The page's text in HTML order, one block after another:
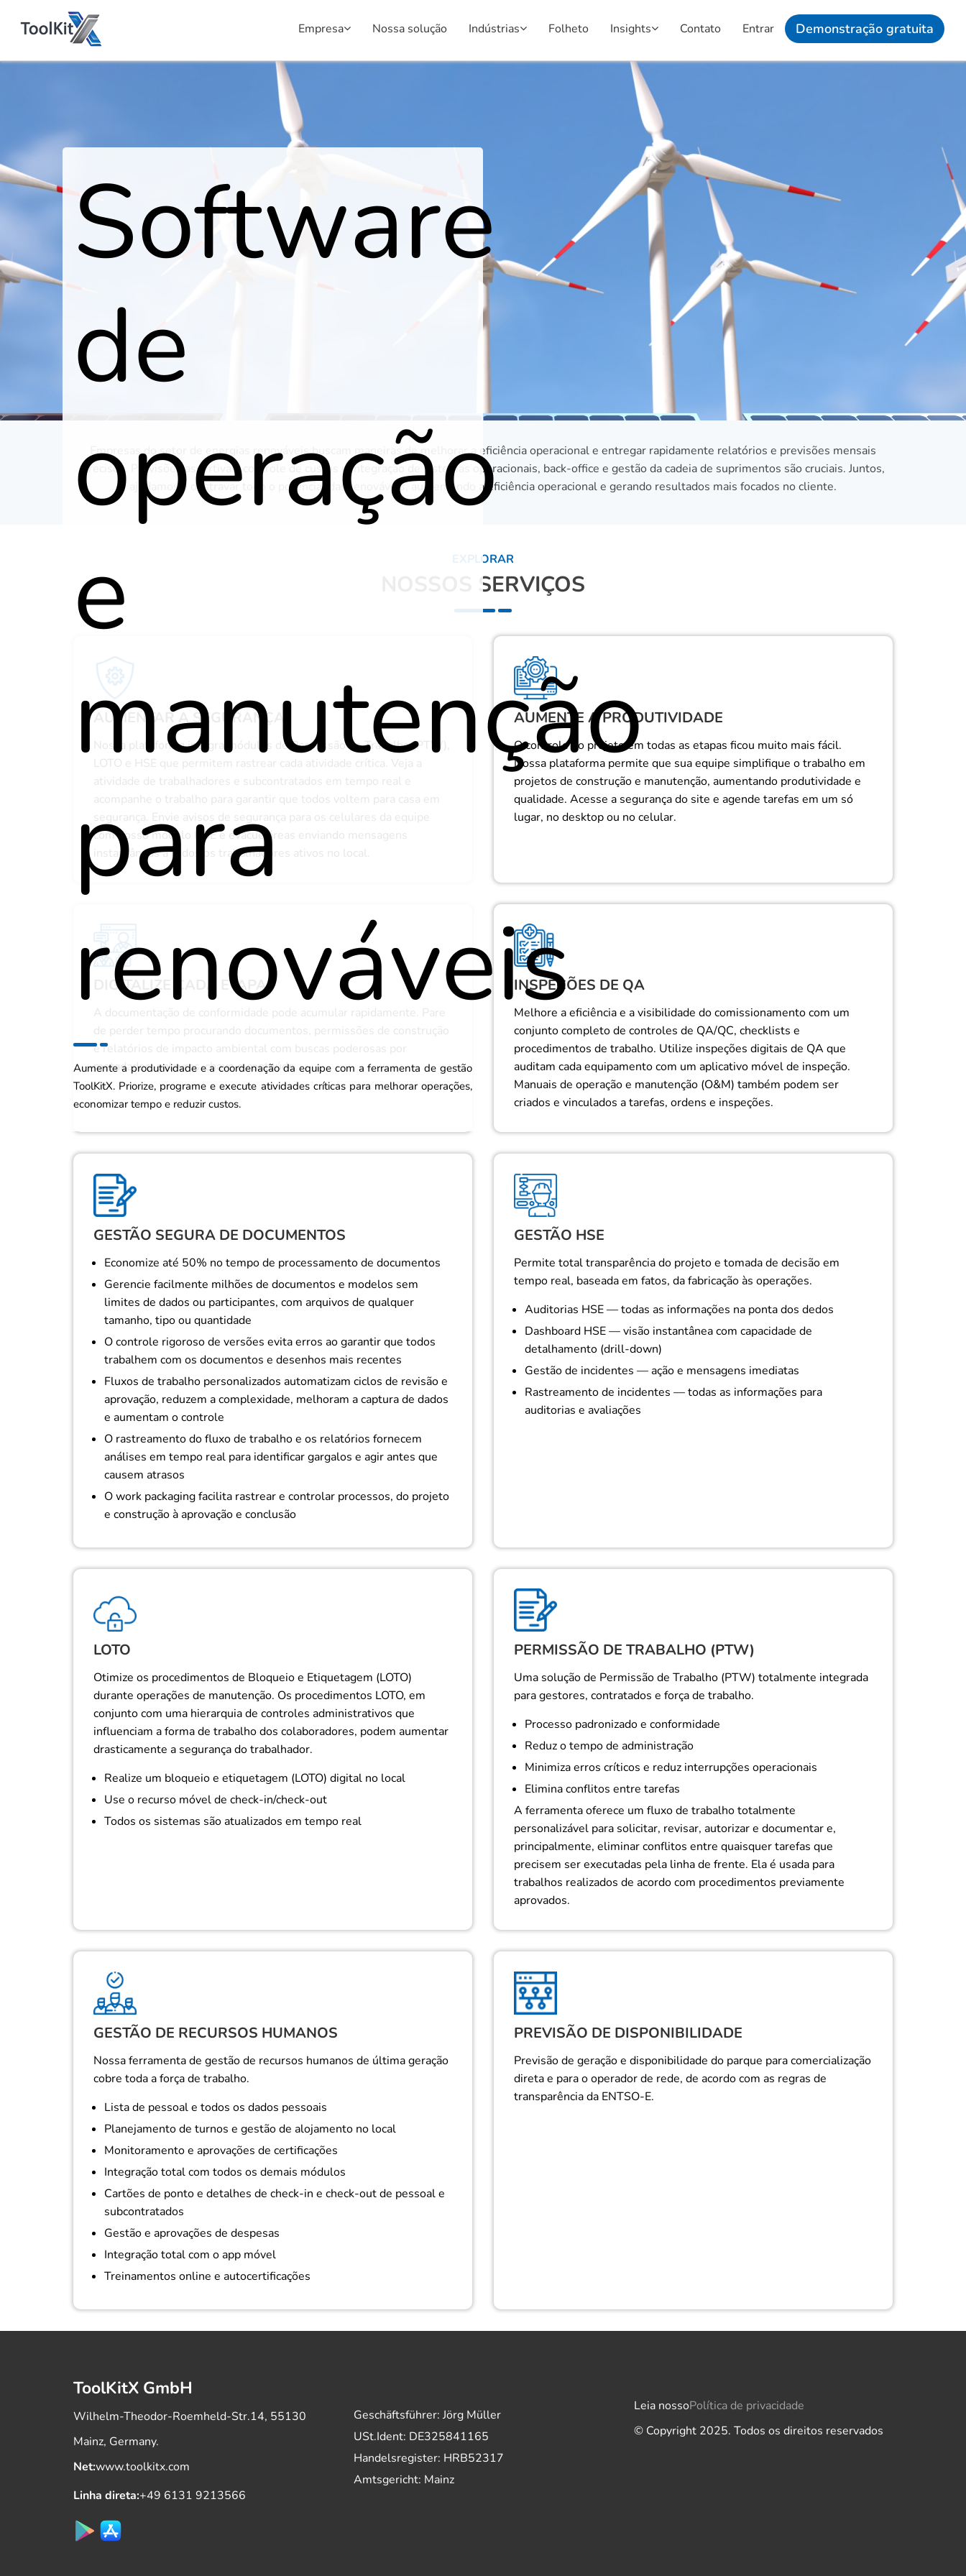
Empresa Nossa solução Indústrias Folheto Insights Contato Entrar Demonstração gratuita
Software
de
operação
e
manutenção
para
renováveis
Aumente a produtividade e a coordenação da equipe com a ferramenta de gestão
ToolKitX. Priorize, programe e execute atividades críticas para melhorar operações,
economizar tempo e reduzir custos.
Empresas do setor de energias renováveis buscam maneiras de melhorar a eficiência operacional e entregar rapidamente relatórios e previsões mensais
precisos. Previsões assertivas, controle de custos e integração de sistemas operacionais, back-office e gestão da cadeia de suprimentos são cruciais. Juntos,
ajudamos a destravar todo o potencial das renováveis, aumentando a eficiência operacional e gerando resultados mais focados no cliente.
EXPLORAR
NOSSOS SERVIÇOS
AUMENTAR A SEGURANÇA
Nossa plataforma integra módulos de Permissão de Trabalho (PTW),
LOTO e HSE que permitem rastrear cada atividade crítica. Veja a
atividade de trabalhadores e subcontratados em tempo real e
acompanhe o trabalho para garantir que todos voltem para casa em
segurança. Envie avisos de segurança para os celulares da equipe
com nosso módulo HSE e evacue áreas enviando mensagens
instantâneas a todos os trabalhadores ativos no local.
AUMENTE A PRODUTIVIDADE
O controle do projeto em todas as etapas ficou muito mais fácil.
Nossa plataforma permite que sua equipe simplifique o trabalho em
projetos de construção e manutenção, aumentando produtividade e
qualidade. Acesse a segurança do site e agende tarefas em um só
lugar, no desktop ou no celular.
DIGITALIZE CADA ETAPA
A documentação de conformidade pode acumular rapidamente. Pare
de perder tempo procurando documentos, permissões de construção
e relatórios de impacto ambiental com buscas poderosas por
metadados, palavras-chave e conteúdo.
INSPEÇÕES DE QA
Melhore a eficiência e a visibilidade do comissionamento com um
conjunto completo de controles de QA/QC, checklists e
procedimentos de trabalho. Utilize inspeções digitais de QA que
auditam cada equipamento com um aplicativo móvel de inspeção.
Manuais de operação e manutenção (O&M) também podem ser
criados e vinculados a tarefas, ordens e inspeções.
GESTÃO SEGURA DE DOCUMENTOS
Economize até 50% no tempo de processamento de documentos
Gerencie facilmente milhões de documentos e modelos sem
limites de dados ou participantes, com arquivos de qualquer
tamanho, tipo ou quantidade
O controle rigoroso de versões evita erros ao garantir que todos
trabalhem com os documentos e desenhos mais recentes
Fluxos de trabalho personalizados automatizam ciclos de revisão e
aprovação, reduzem a complexidade, melhoram a captura de dados
e aumentam o controle
O rastreamento do fluxo de trabalho e os relatórios fornecem
análises em tempo real para identificar gargalos e agir antes que
causem atrasos
O work packaging facilita rastrear e controlar processos, do projeto
e construção à aprovação e conclusão
GESTÃO HSE
Permite total transparência do projeto e tomada de decisão em
tempo real, baseada em fatos, da fabricação às operações.
Auditorias HSE — todas as informações na ponta dos dedos
Dashboard HSE — visão instantânea com capacidade de
detalhamento (drill-down)
Gestão de incidentes — ação e mensagens imediatas
Rastreamento de incidentes — todas as informações para
auditorias e avaliações
LOTO
Otimize os procedimentos de Bloqueio e Etiquetagem (LOTO)
durante operações de manutenção. Os procedimentos LOTO, em
conjunto com uma hierarquia de controles administrativos que
influenciam a forma de trabalho dos colaboradores, podem aumentar
drasticamente a segurança do trabalhador.
Realize um bloqueio e etiquetagem (LOTO) digital no local
Use o recurso móvel de check-in/check-out
Todos os sistemas são atualizados em tempo real
PERMISSÃO DE TRABALHO (PTW)
Uma solução de Permissão de Trabalho (PTW) totalmente integrada
para gestores, contratados e força de trabalho.
Processo padronizado e conformidade
Reduz o tempo de administração
Minimiza erros críticos e reduz interrupções operacionais
Elimina conflitos entre tarefas
A ferramenta oferece um fluxo de trabalho totalmente
personalizável para solicitar, revisar, autorizar e documentar e,
principalmente, eliminar conflitos entre quaisquer tarefas que
precisem ser executadas pela linha de frente. Ela é usada para
trabalhos realizados de acordo com procedimentos previamente
aprovados.
GESTÃO DE RECURSOS HUMANOS
Nossa ferramenta de gestão de recursos humanos de última geração
cobre toda a força de trabalho.
Lista de pessoal e todos os dados pessoais
Planejamento de turnos e gestão de alojamento no local
Monitoramento e aprovações de certificações
Integração total com todos os demais módulos
Cartões de ponto e detalhes de check-in e check-out de pessoal e
subcontratados
Gestão e aprovações de despesas
Integração total com o app móvel
Treinamentos online e autocertificações
PREVISÃO DE DISPONIBILIDADE
Previsão de geração e disponibilidade do parque para comercialização
direta e para o operador de rede, de acordo com as regras de
transparência da ENTSO-E.
ToolKitX GmbH
Wilhelm-Theodor-Roemheld-Str.14, 55130
Mainz, Germany.
Net:www.toolkitx.com
Linha direta:+49 6131 9213566
Geschäftsführer: Jörg Müller
USt.Ident: DE325841165
Handelsregister: HRB52317
Amtsgericht: Mainz
Leia nossoPolítica de privacidade
© Copyright 2025. Todos os direitos reservados